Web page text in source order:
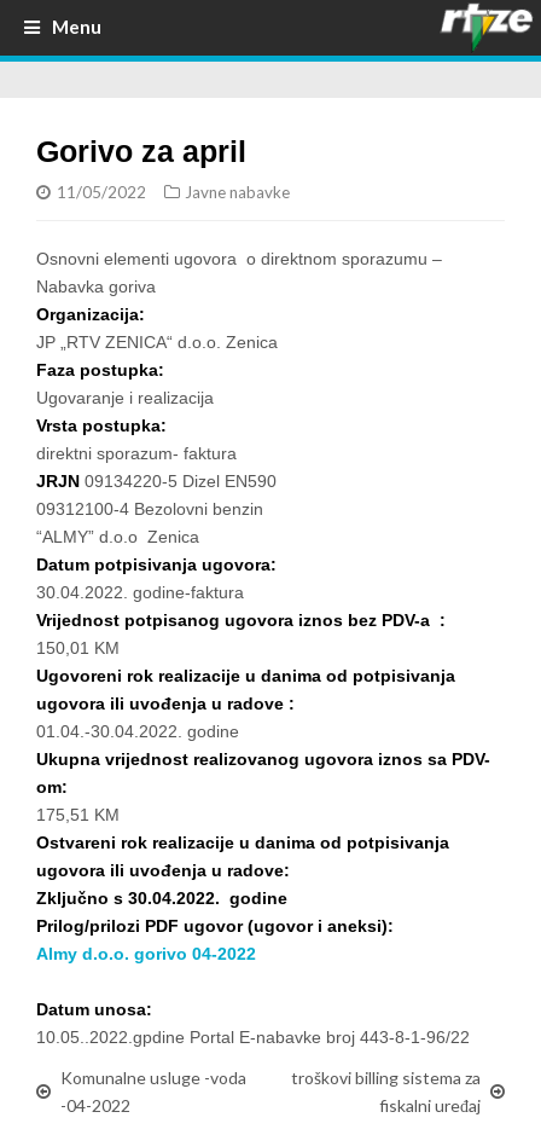
Menu
Gorivo za april
11/05/2022 Javne nabavke
Osnovni elementi ugovora o direktnom sporazumu –
Nabavka goriva
Organizacija:
JP „RTV ZENICA“ d.o.o. Zenica
Faza postupka:
Ugovaranje i realizacija
Vrsta postupka:
direktni sporazum- faktura
JRJN 09134220-5 Dizel EN590
09312100-4 Bezolovni benzin
“ALMY” d.o.o Zenica
Datum potpisivanja ugovora:
30.04.2022. godine-faktura
Vrijednost potpisanog ugovora iznos bez PDV-a :
150,01 KM
Ugovoreni rok realizacije u danima od potpisivanja
ugovora ili uvođenja u radove :
01.04.-30.04.2022. godine
Ukupna vrijednost realizovanog ugovora iznos sa PDV-
om:
175,51 KM
Ostvareni rok realizacije u danima od potpisivanja
ugovora ili uvođenja u radove:
Zključno s 30.04.2022. godine
Prilog/prilozi PDF ugovor (ugovor i aneksi):
Almy d.o.o. gorivo 04-2022
Datum unosa:
10.05..2022.gpdine Portal E-nabavke broj 443-8-1-96/22
Komunalne usluge -voda
-04-2022
troškovi billing sistema za
fiskalni uređaj